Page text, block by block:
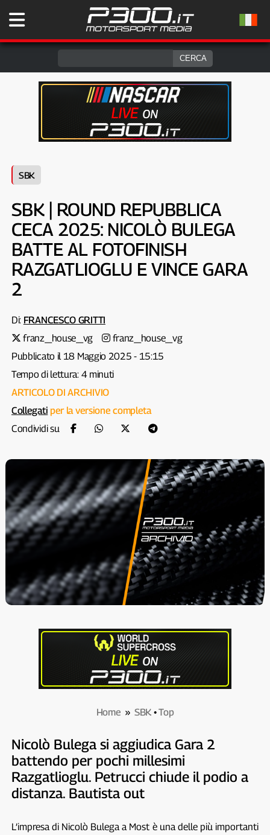
SBK
SBK | ROUND REPUBBLICA
CECA 2025: NICOLÒ BULEGA
BATTE AL FOTOFINISH
RAZGATLIOGLU E VINCE GARA
2
Di: FRANCESCO GRITTI
franz_house_vg
franz_house_vg
Pubblicato il 18 Maggio 2025 - 15:15
Tempo di lettura: 4 minuti
ARTICOLO DI ARCHIVIO
Collegati per la versione completa
Condividi su
Home » SBK •Top
Nicolò Bulega si aggiudica Gara 2
battendo per pochi millesimi
Razgatlioglu. Petrucci chiude il podio a
distanza. Bautista out
L’impresa di Nicolò Bulega a Most è una delle più importanti